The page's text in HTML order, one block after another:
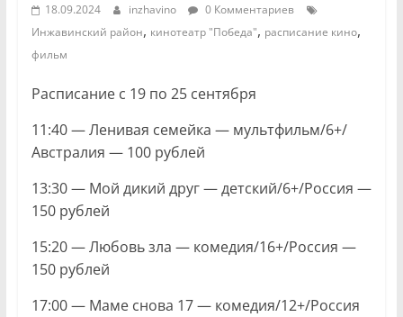
18.09.2024 inzhavino
0 Комментариев
Инжавинский район, кинотеатр "Победа", расписание кино,
фильм
Расписание с 19 по 25 сентября
11:40 — Ленивая семейка — мультфильм/6+/
Австралия — 100 рублей
13:30 — Мой дикий друг — детский/6+/Россия —
150 рублей
15:20 — Любовь зла — комедия/16+/Россия —
150 рублей
17:00 — Маме снова 17 — комедия/12+/Россия